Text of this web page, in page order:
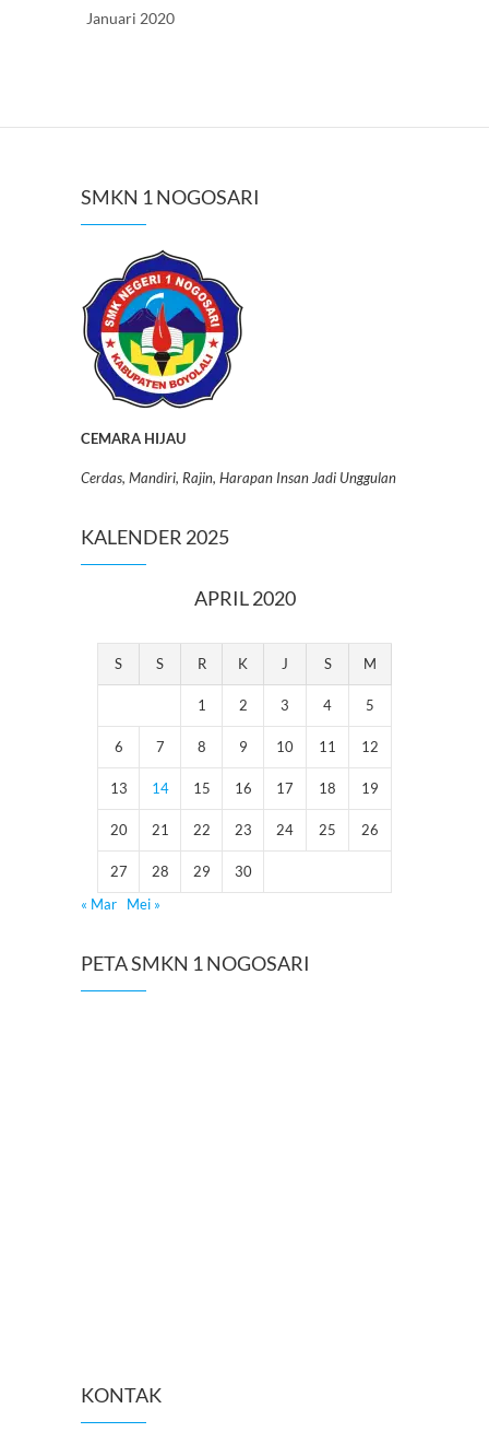
Januari 2020
SMKN 1 NOGOSARI
CEMARA HIJAU
Cerdas, Mandiri, Rajin, Harapan Insan Jadi Unggulan
KALENDER 2025
APRIL 2020
S S R K J S M
1 2 3 4 5
6 7 8 9 10 11 12
13 14 15 16 17 18 19
20 21 22 23 24 25 26
27 28 29
30
« Mar
Mei »
PETA SMKN 1 NOGOSARI
KONTAK